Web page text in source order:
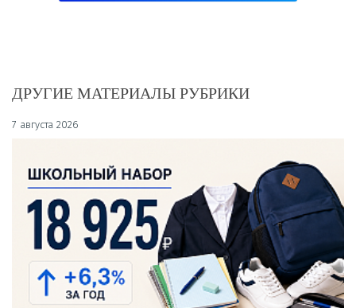
ДРУГИЕ МАТЕРИАЛЫ РУБРИКИ
7 августа 2026